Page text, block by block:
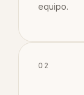
equipo.
02